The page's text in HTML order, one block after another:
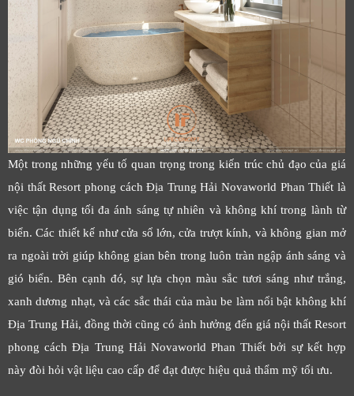
Một trong những yếu tố quan trọng trong kiến trúc chủ đạo của giá
nội thất Resort phong cách Địa Trung Hải Novaworld Phan Thiết là
việc tận dụng tối đa ánh sáng tự nhiên và không khí trong lành từ
biển. Các thiết kế như cửa sổ lớn, cửa trượt kính, và không gian mở
ra ngoài trời giúp không gian bên trong luôn tràn ngập ánh sáng và
gió biển. Bên cạnh đó, sự lựa chọn màu sắc tươi sáng như trắng,
xanh dương nhạt, và các sắc thái của màu be làm nổi bật không khí
Địa Trung Hải, đồng thời cũng có ảnh hưởng đến giá nội thất Resort
phong cách Địa Trung Hải Novaworld Phan Thiết bởi sự kết hợp
này đòi hỏi vật liệu cao cấp để đạt được hiệu quả thẩm mỹ tối ưu.